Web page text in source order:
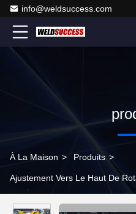
info@weldsuccess.com
À La Maison > Produits >
Ajustement Vers Le Haut De